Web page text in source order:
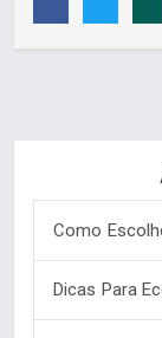
Como
Dicas Para